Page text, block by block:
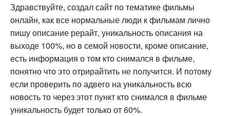
Здравствуйте, создал сайт по тематике фильмы
онлайн, как все нормальные люди к фильмам лично
пишу описание рерайт, уникальность описания на
выходе 100%, но в семой новости, кроме описание,
есть информация о том кто снимался в фильме,
понятно что это отрирайтить не получится. И потому
если проверить по адвего на уникальность всю
новость то через этот пункт кто снимался в фильме
уникальность будет только от 60%.